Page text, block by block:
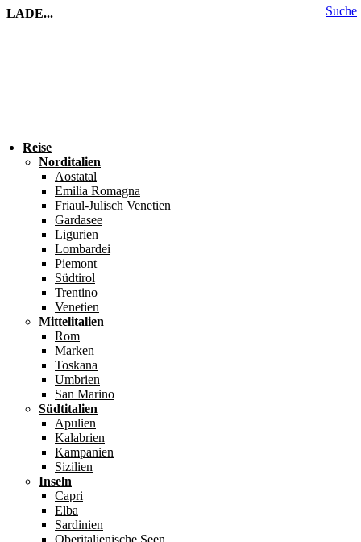
Suche
LADE...
Reise
Norditalien
Aostatal
Emilia Romagna
Friaul-Julisch Venetien
Gardasee
Ligurien
Lombardei
Piemont
Südtirol
Trentino
Venetien
Mittelitalien
Rom
Marken
Toskana
Umbrien
San Marino
Südtitalien
Apulien
Kalabrien
Kampanien
Sizilien
Inseln
Capri
Elba
Sardinien
Oberitalienische Seen